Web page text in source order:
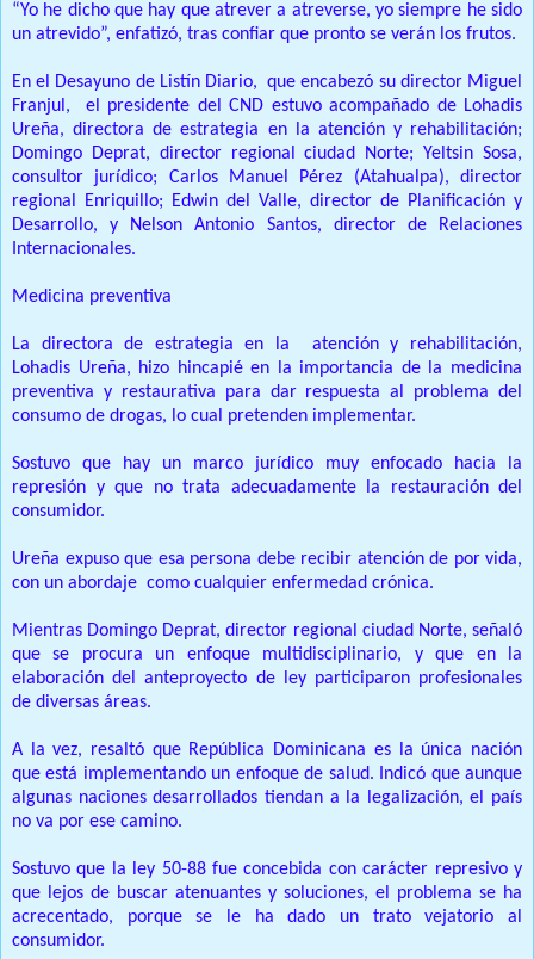
“Yo he dicho que hay que atrever a atreverse, yo siempre he sido
un atrevido”, enfatizó, tras confiar que pronto se verán los frutos.
En el Desayuno de Listín Diario, que encabezó su director Miguel
Franjul, el presidente del CND estuvo acompañado de Lohadis
Ureña, directora de estrategia en la atención y rehabilitación;
Domingo Deprat, director regional ciudad Norte; Yeltsin Sosa,
consultor jurídico; Carlos Manuel Pérez (Atahualpa), director
regional Enriquillo; Edwin del Valle, director de Planificación y
Desarrollo, y Nelson Antonio Santos, director de Relaciones
Internacionales.
Medicina preventiva
La directora de estrategia en la atención y rehabilitación,
Lohadis Ureña, hizo hincapié en la importancia de la medicina
preventiva y restaurativa para dar respuesta al problema del
consumo de drogas, lo cual pretenden implementar.
Sostuvo que hay un marco jurídico muy enfocado hacia la
represión y que no trata adecuadamente la restauración del
consumidor.
Ureña expuso que esa persona debe recibir atención de por vida,
con un abordaje como cualquier enfermedad crónica.
Mientras Domingo Deprat, director regional ciudad Norte, señaló
que se procura un enfoque multidisciplinario, y que en la
elaboración del anteproyecto de ley participaron profesionales
de diversas áreas.
A la vez, resaltó que República Dominicana es la única nación
que está implementando un enfoque de salud. Indicó que aunque
algunas naciones desarrollados tiendan a la legalización, el país
no va por ese camino.
Sostuvo que la ley 50-88 fue concebida con carácter represivo y
que lejos de buscar atenuantes y soluciones, el problema se ha
acrecentado, porque se le ha dado un trato vejatorio al
consumidor.